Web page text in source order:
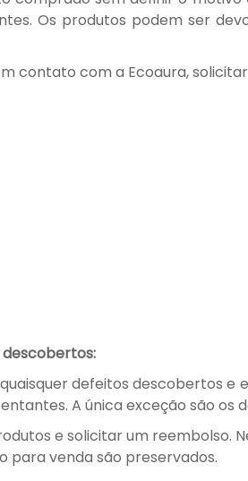
Os produtos podem ser
contato com a Ecoaura,
defeitos descobertos
A única exceção são
e solicitar um reembolso.
para venda são preservados.